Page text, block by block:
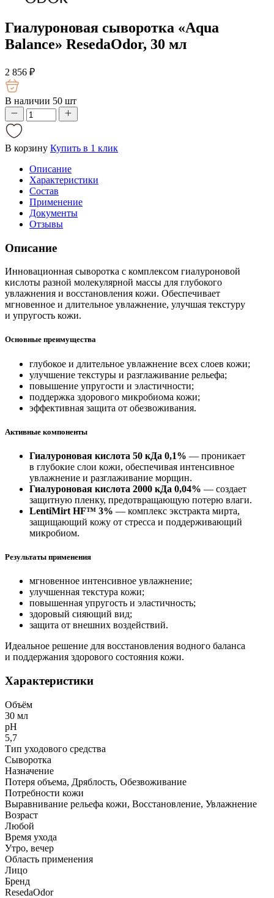
Гиалуроновая сыворотка «Aqua
Balance» ResedaOdor, 30 мл
2 856 ₽
В наличии 50 шт
В корзину Купить в 1 клик
Описание
Характеристики
Состав
Применение
Документы
Отзывы
Описание
Инновационная сыворотка с комплексом гиалуроновой
кислоты разной молекулярной массы для глубокого
увлажнения и восстановления кожи. Обеспечивает
мгновенное и длительное увлажнение, улучшая текстуру
и упругость кожи.
Основные преимущества
глубокое и длительное увлажнение всех слоев кожи;
улучшение текстуры и разглаживание рельефа;
повышение упругости и эластичности;
поддержка здорового микробиома кожи;
эффективная защита от обезвоживания.
Активные компоненты
Гиалуроновая кислота 50 кДа 0,1% — проникает
в глубокие слои кожи, обеспечивая интенсивное
увлажнение и разглаживание морщин.
Гиалуроновая кислота 2000 кДа 0,04% — создает
защитную пленку, предотвращающую потерю влаги.
LentiMirt HF™ 3% — комплекс экстракта мирта,
защищающий кожу от стресса и поддерживающий
микробиом.
Результаты применения
мгновенное интенсивное увлажнение;
улучшенная текстура кожи;
повышенная упругость и эластичность;
здоровый сияющий вид;
защита от внешних воздействий.
Идеальное решение для восстановления водного баланса
и поддержания здорового состояния кожи.
Характеристики
Объём
30 мл
рН
5,7
Тип уходового средства
Сыворотка
Назначение
Потеря объема, Дряблость, Обезвоживание
Потребности кожи
Выравнивание рельефа кожи, Восстановление, Увлажнение
Возраст
Любой
Время ухода
Утро, вечер
Область применения
Лицо
Бренд
ResedaOdor